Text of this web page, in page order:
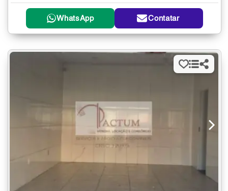
WhatsApp Contatar